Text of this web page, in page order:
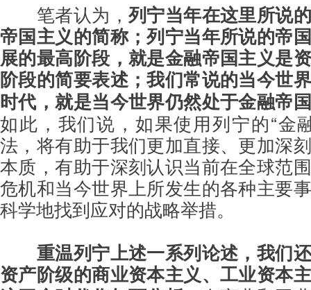
笔者认为， 列宁当年在这里所说
帝国主义的简称；列宁当年所说的帝
展的最高阶段，就是金融帝国主义是
阶段的简要表述；我们常说的当今世
时代，就是当今世界仍然处于金融帝
如此，我们说，如果使用列宁的“金
法，将有助于我们更加直接、更加深
本质，有助于深刻认识当前在全球范
危机和当今世界上所发生的各种主要
科学地找到应对的战略举措。
重温列宁上述一系列论述，我们
资产阶级的商业资本主义、工业资本